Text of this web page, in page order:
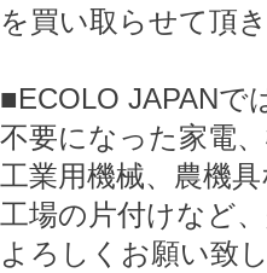
を買い取らせて頂き
■ECOLO JAPANで
不要になった家電
工業用機械、農機
工場の片付けなど
よろしくお願い致し